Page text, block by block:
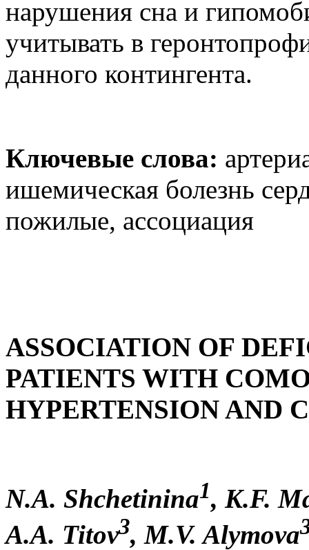
нарушения сна и
учитывать в
данного контингента.
Ключевые слова:
ишемическая болезнь
пожилые, ассоциация
ASSOCIATION OF
PATIENTS WITH
HYPERTENSION AND
N.A. Shchetinina1, K.F.
A.A. Titov3, M.V. Alymova